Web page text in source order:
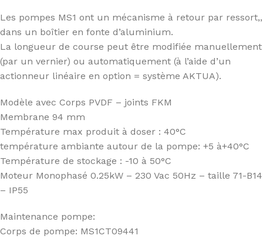
Les pompes MS1 ont un mécanisme à retour par ressort,,
dans un boîtier en fonte d’aluminium.
La longueur de course peut être modifiée manuellement
(par un vernier) ou automatiquement (à l’aide d’un
actionneur linéaire en option = système AKTUA).
Modèle avec Corps PVDF – joints FKM
Membrane 94 mm
Température max produit à doser : 40°C
température ambiante autour de la pompe: +5 à+40°C
Température de stockage : -10 à 50°C
Moteur Monophasé 0.25kW – 230 Vac 50Hz – taille 71-B14
– IP55
Maintenance pompe:
Corps de pompe: MS1CT09441